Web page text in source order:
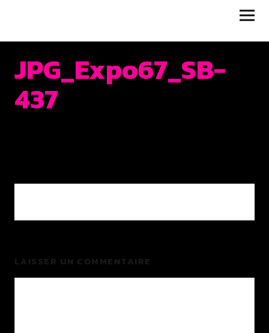
JPG_Expo67_SB-
437
LAISSER UN COMMENTAIRE